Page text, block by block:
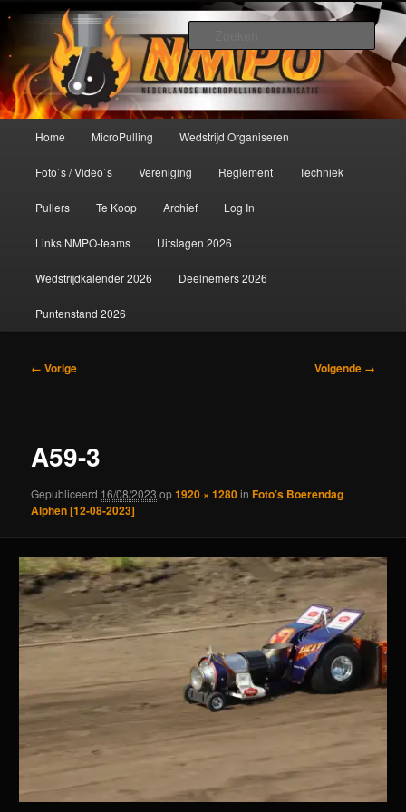
primaire
inhoudNederlandse MicroPulling
Organisatie
De meest krachtige modelbouwsport ter wereld!
Home MicroPulling Wedstrijd Organiseren
Foto`s / Video`s Vereniging Reglement Techniek
Pullers Te Koop Archief Log In
Links NMPO-teams Uitslagen 2026
Wedstrijdkalender 2026 Deelnemers 2026
Puntenstand 2026
Afbeeldingsnavigatie
← Vorige Volgende →
A59-3
Gepubliceerd 16/08/2023 op1920 × 1280inFoto’s Boerendag
Alphen [12-08-2023]